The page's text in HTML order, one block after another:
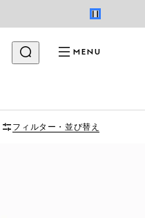
MENU
フィルター・並び替え